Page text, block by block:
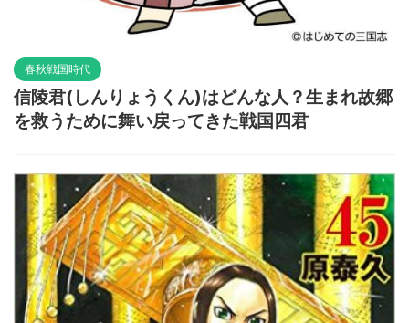
春秋戦国時代
信陵君(しんりょうくん)はどんな人？生まれ故郷
を救うために舞い戻ってきた戦国四君